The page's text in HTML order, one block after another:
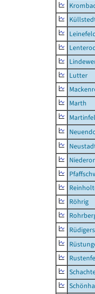
Lutter
Marth
Röhrig